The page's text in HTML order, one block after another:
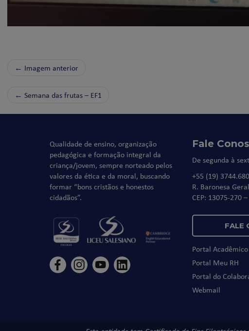
← Imagem anterior
← Semana das frutas – EF1
Qualidade de ensino, organização
pedagógica e formação integral da
criança/jovem, sempre norteado pelos
valores da ética e da moral, buscando
formar “bons cristãos e honestos
cidadãos”.
Fale
De segunda à
+55 (19)
R. Baronesa
CEP: 13075-270
FALE
Portal
Portal Meu RH
Portal do
Webmail